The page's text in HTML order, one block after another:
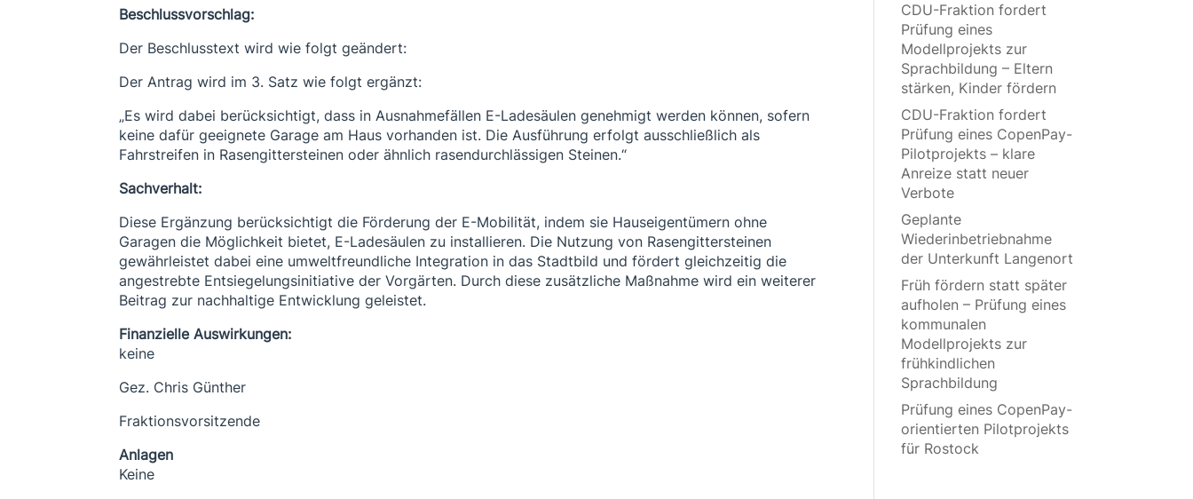
Beschlussvorschlag:
Der Beschlusstext wird wie folgt geändert:
Der Antrag wird im 3. Satz wie folgt ergänzt:
„Es wird dabei berücksichtigt, dass in Ausnahmefällen E-Ladesäulen genehmigt werden können, sofern
keine dafür geeignete Garage am Haus vorhanden ist. Die Ausführung erfolgt ausschließlich als
Fahrstreifen in Rasengittersteinen oder ähnlich rasendurchlässigen Steinen.“
Sachverhalt:
Diese Ergänzung berücksichtigt die Förderung der E-Mobilität, indem sie Hauseigentümern ohne
Garagen die Möglichkeit bietet, E-Ladesäulen zu installieren. Die Nutzung von Rasengittersteinen
gewährleistet dabei eine umweltfreundliche Integration in das Stadtbild und fördert gleichzeitig die
angestrebte Entsiegelungsinitiative der Vorgärten. Durch diese zusätzliche Maßnahme wird ein weiterer
Beitrag zur nachhaltige Entwicklung geleistet.
Finanzielle Auswirkungen:
keine
Gez. Chris Günther
Fraktionsvorsitzende
Anlagen
Keine
CDU-Fraktion fordert
Prüfung eines
Modellprojekts zur
Sprachbildung – Eltern
stärken, Kinder fördern
CDU-Fraktion fordert
Prüfung eines CopenPay-
Pilotprojekts – klare
Anreize statt neuer
Verbote
Geplante
Wiederinbetriebnahme
der Unterkunft Langenort
Früh fördern statt später
aufholen – Prüfung eines
kommunalen
Modellprojekts zur
frühkindlichen
Sprachbildung
Prüfung eines CopenPay-
orientierten Pilotprojekts
für Rostock